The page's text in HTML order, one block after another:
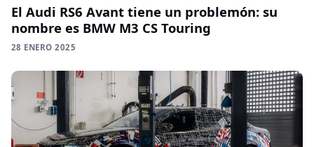
El Audi RS6 Avant tiene un problemón: su
nombre es BMW M3 CS Touring
28 ENERO 2025